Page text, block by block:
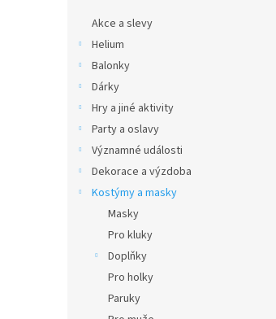
Akce a slevy
Helium
Balonky
Dárky
Hry a jiné aktivity
Party a oslavy
Významné události
Dekorace a výzdoba
Kostýmy a masky
Masky
Pro kluky
Doplňky
Pro holky
Paruky